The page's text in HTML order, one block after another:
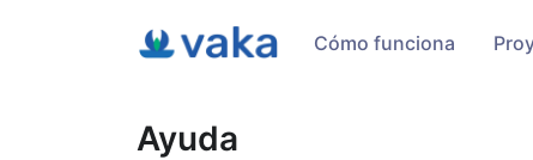
Cómo funciona
Ayuda